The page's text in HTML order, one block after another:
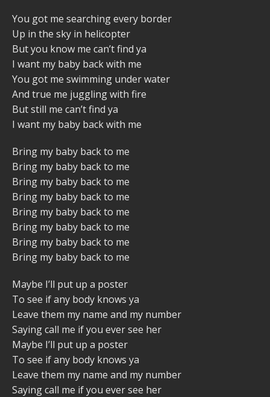
You got me searching every border
Up in the sky in helicopter
But you know me can’t find ya
I want my baby back with me
You got me swimming under water
And true me juggling with fire
But still me can’t find ya
I want my baby back with me
Bring my baby back to me
Bring my baby back to me
Bring my baby back to me
Bring my baby back to me
Bring my baby back to me
Bring my baby back to me
Bring my baby back to me
Bring my baby back to me
Maybe I’ll put up a poster
To see if any body knows ya
Leave them my name and my number
Saying call me if you ever see her
Maybe I’ll put up a poster
To see if any body knows ya
Leave them my name and my number
Saying call me if you ever see her